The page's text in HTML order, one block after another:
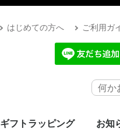
はじめての方へ ご利用ガ
ギフトラッピング お知